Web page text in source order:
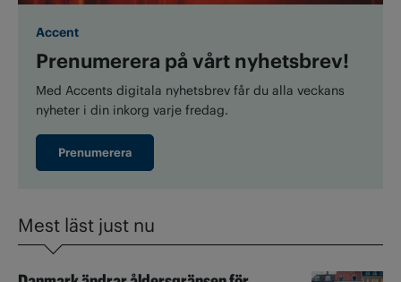
Accent
Prenumerera på vårt nyhetsbrev!
Med Accents digitala nyhetsbrev får du alla veckans
nyheter i din inkorg varje fredag.
Prenumerera
Mest läst just nu